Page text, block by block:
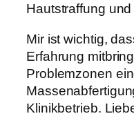
Hautstraffung
Mir ist wichtig,
Erfahrung
Problemzonen
Klinikbetrieb.